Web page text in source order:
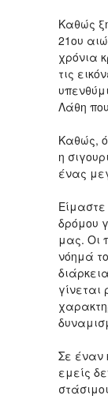
Καθώς
21ου
χρόνια
τις
Λάθη
Καθώς,
η
ένας
δρόμου
μας. Οι
νόημά
Σε έναν
εμείς